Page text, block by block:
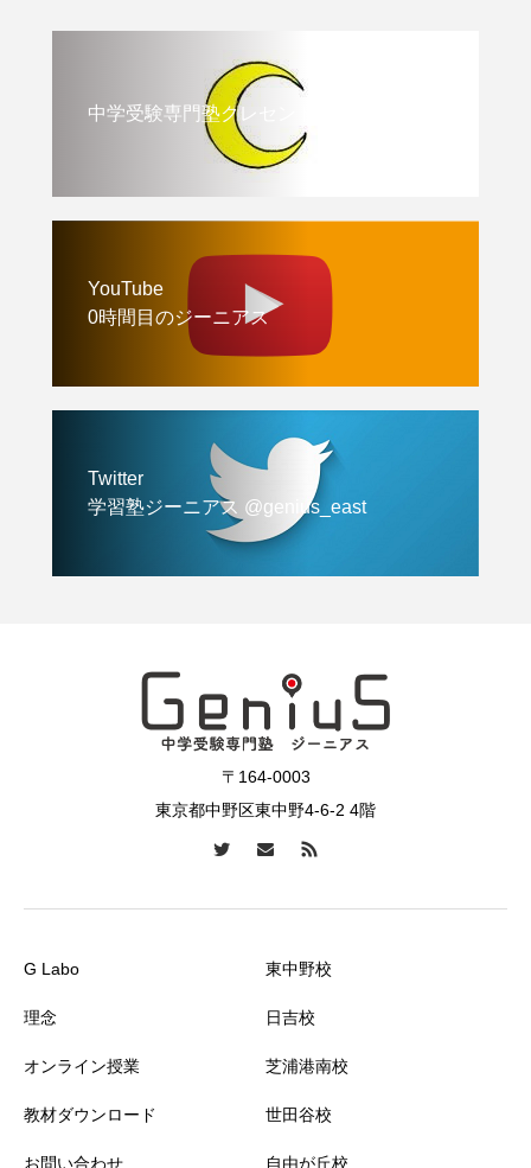
中学受験専門塾クレセント
YouTube
0時間目のジーニアス
Twitter
学習塾ジーニアス @genius_east
〒164-0003
東京都中野区東中野4-6-2 4階
G Labo
理念
オンライン授業
教材ダウンロード
お問い合わせ
東中野校
日吉校
芝浦港南校
世田谷校
自由が丘校